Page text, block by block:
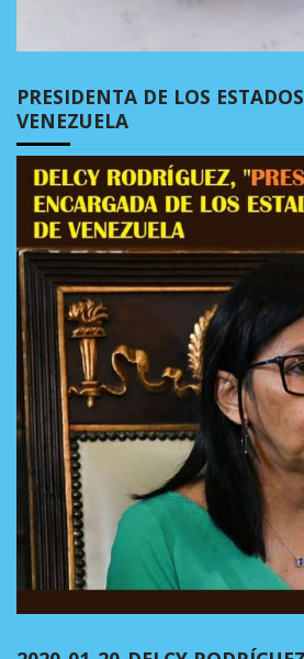
PRESIDENTA DE LOS
VENEZUELA